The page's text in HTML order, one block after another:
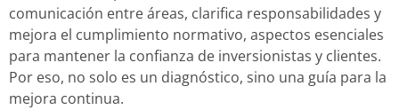
comunicación entre áreas, clarifica responsabilidades y
mejora el cumplimiento normativo, aspectos esenciales
para mantener la confianza de inversionistas y clientes.
Por eso, no solo es un diagnóstico, sino una guía para la
mejora continua.